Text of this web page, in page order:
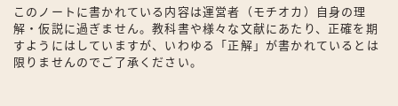
このノートに書かれている内容は運営者（モチオカ）自身の理
解・仮説に過ぎません。教科書や様々な文献にあたり、正確を期
すようにはしていますが、いわゆる「正解」が書かれているとは
限りませんのでご了承ください。